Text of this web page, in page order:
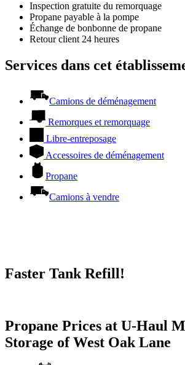
Inspection gratuite du remorquage
Propane payable à la pompe
Échange de bonbonne de propane
Retour client 24 heures
Services dans cet
Camions de déménagement
Remorques et remorquage
Libre-entreposage
Accessoires de déménagement
Propane
Camions à vendre
Faster Tank Refill!
Propane Prices at U-Haul
Storage of West Oak Lane